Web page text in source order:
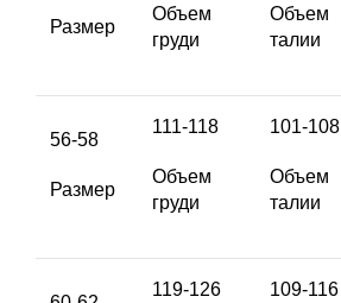
Размер
Объем
груди
Объем
талии
56-58
Размер
111-118
Объем
груди
101-108
Объем
талии
119-126 109-116